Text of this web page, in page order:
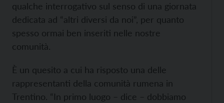
qualche interrogativo sul senso di una giornata
dedicata ad “altri diversi da noi”, per quanto
spesso ormai ben inseriti nelle nostre
comunità.
È un quesito a cui ha risposto una delle
rappresentanti della comunità rumena in
Trentino. “In primo luogo – dice – dobbiamo